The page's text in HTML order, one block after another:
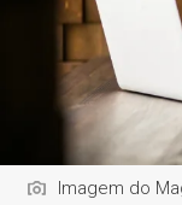
Imagem do